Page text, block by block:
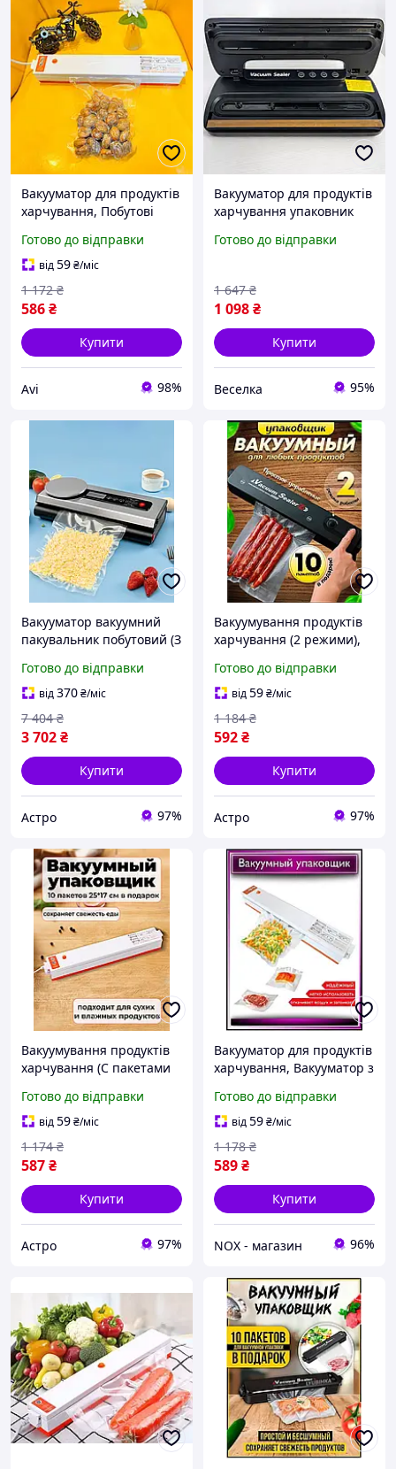
Вакууматор для продуктів
харчування, Побутові
пакетами 27см), AVI
Готово до відправки
від59₴/міс
586₴
1 172 ₴
Купити
Avi 98%
Вакууматор для продуктів
харчування упаковник
риби овочів і фруктів
кПа FLAME
Готово до відправки
1 098₴
1 647 ₴
Купити
Веселка 95%
Вакууматор вакуумний
пакувальник побутовий (З
продуктів харчування,
OLN
Готово до відправки
від370₴/міс
3 702₴
7 404 ₴
Купити
Астро 97%
Вакуумування продуктів
харчування (2 режими),
із запаюванням, AST
Готово до відправки
від59₴/міс
592₴
1 184 ₴
Купити
Астро 97%
Вакуумування продуктів
харчування (С пакетами
для тривалого зберігання
продуктів, AST
Готово до відправки
від59₴/міс
587₴
1 174 ₴
Купити
Астро 97%
Вакууматор для продуктів
харчування, Вакууматор з
27см), NOX
Готово до відправки
від59₴/міс
589₴
1 178 ₴
Купити
NOX - магазин 96%